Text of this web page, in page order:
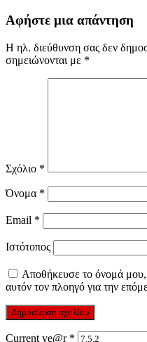
Αφήστε μια απάντηση
Η ηλ. διεύθυνση σας δεν
σημειώνονται με *
Σχόλιο *
Όνομα *
Email *
Ιστότοπος
Αποθήκευσε το όνομά μου,
αυτόν τον πλοηγό για την
Current ye@r *